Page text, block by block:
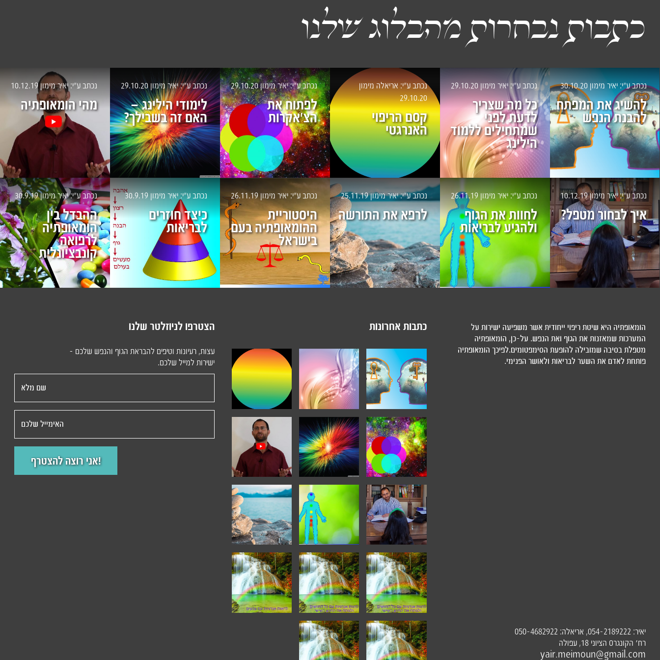
כתבות נבחרות מהבלוג שלנו
נכתב ע״י: יאיר מימון 30.10.20
להשיג את המפתח
להבנת הנפש
נכתב ע״י: יאיר מימון 29.10.20
כל מה שצריך
לדעת לפני
שמתחילים ללמוד
הילינג
נכתב ע״י: אריאלה מימון
29.10.20
קסם הריפוי
האנרגטי
נכתב ע״י: יאיר מימון 29.10.20
לפתוח את
הצ'אקרות
נכתב ע״י: יאיר מימון 29.10.20
לימודי הילינג –
האם זה בשבילך?
נכתב ע״י: יאיר מימון 10.12.19
מהי הומאופתיה
נכתב ע״י: יאיר מימון 10.12.19
איך לבחור מטפל?
נכתב ע״י: יאיר מימון 26.11.19
לחוות את הגוף
ולהגיע לבריאות
נכתב ע״י: יאיר מימון 25.11.19
לרפא את התורשה
נכתב ע״י: יאיר מימון 26.11.19
היסטוריית
ההומאופתיה בעם
בישראל
נכתב ע״י: יאיר מימון 30.9.19
כיצד חוזרים
לבריאות
נכתב ע״י: יאיר מימון 30.9.19
ההבדל בין
הומאופתיה
לרפואה
קונבציונלית
הומאופתיה היא שיטת ריפוי ייחודית אשר משפיעה ישירות על
המערכות שמאזנות את הגוף ואת הנפש. על-כן, הומאופתיה
מטפלת בסיבה שמובילה להופעת הסימפטומים.לפיכך הומאופתיה
פותחת לאדם את השער לבריאות ולאושר הפנימי.
יאיר: 054-2189222, אריאלה: 050-4682922
רח׳ הקונגרס הציוני 18, עפולה
yair.meimoun@gmail.com
כתבות אחרונות הצטרפו לניוזלטר שלנו
עצות, רעיונות וטיפים להבראת הגוף והנפש שלכם -
ישירות למייל שלכם.